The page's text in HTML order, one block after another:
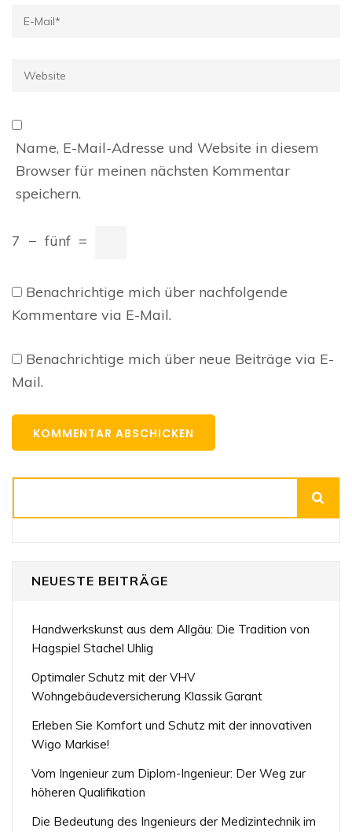
E-
Website
Name, E-Mail-Adresse und Website in diesem
Browser für meinen nächsten Kommentar
speichern.
7 − fünf =
Benachrichtige mich über nachfolgende
Kommentare via E-Mail.
Benachrichtige mich über neue Beiträge via E-
Mail.
NEUESTE BEITRÄGE
Handwerkskunst aus dem Allgäu: Die Tradition von
Hagspiel Stachel Uhlig
Optimaler Schutz mit der VHV
Wohngebäudeversicherung Klassik Garant
Erleben Sie Komfort und Schutz mit der innovativen
Wigo Markise!
Vom Ingenieur zum Diplom-Ingenieur: Der Weg zur
höheren Qualifikation
Die Bedeutung des Ingenieurs der Medizintechnik im